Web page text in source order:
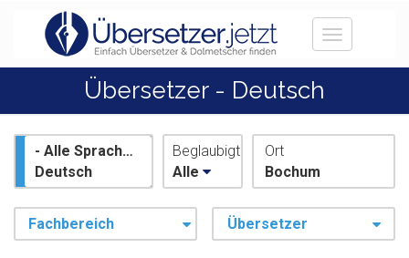
Toggle
Übersetzer - Deutsch
- Alle Sprachen -
Deutsch
Beglaubigt
Alle
Ort
Bochum
Fachbereich Übersetzer